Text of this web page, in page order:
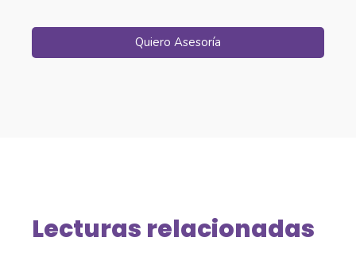
Quiero Asesoría
Lecturas relacionadas